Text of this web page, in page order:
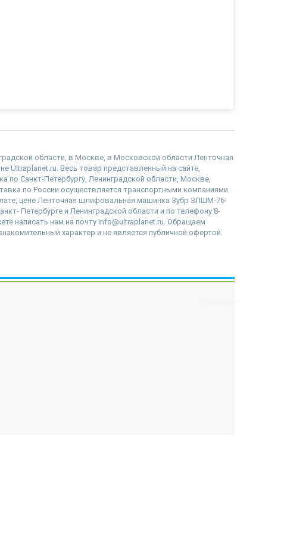
области, в Москве, в Московской области Ленточная
Ultraplanet.ru. Весь товар представленный на сайте,
по Санкт-Петербургу, Ленинградской области, Москве,
по России осуществляется транспортными компаниями.
цене Ленточная шлифовальная машинка Зубр ЗЛШМ-76-
Петербурге и Ленинградской области и по телефону 8-
написать нам на почту info@ultraplanet.ru. Обращаем
характер и не является публичной офертой.
наверх